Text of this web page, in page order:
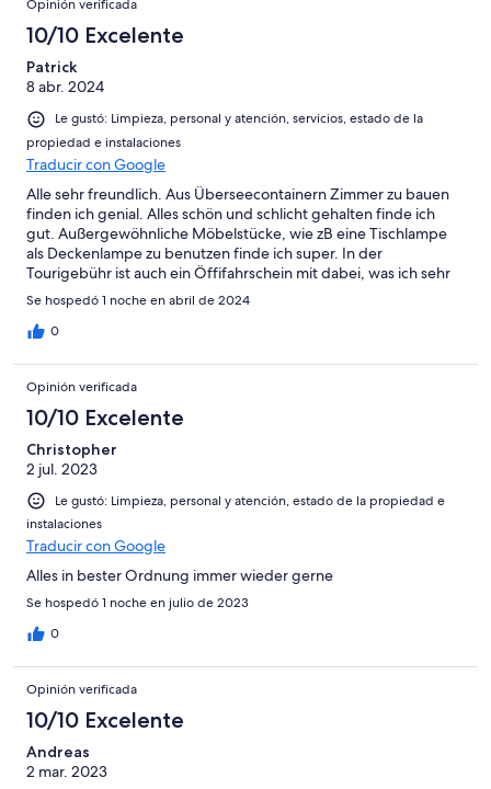
Opinión verificada
10/10 Excelente
Patrick
8 abr. 2024
Le gustó: Limpieza, personal y atención, servicios, estado de la
propiedad e instalaciones
Traducir con Google
Alle sehr freundlich. Aus Überseecontainern Zimmer zu bauen
finden ich genial. Alles schön und schlicht gehalten finde ich
gut. Außergewöhnliche Möbelstücke, wie zB eine Tischlampe
als Deckenlampe zu benutzen finde ich super. In der
Tourigebühr ist auch ein Öffifahrschein mit dabei, was ich sehr
gut finde. Das die S-Bahn auch vor der Tür ist finde ich sehr gut.
Das einzige negative ist: Der kleine Parkplatz ist nichts für
Motorräder, da alles mit Kieselsteine belegt ist und damit kein
übernachten.
Se hospedó 1 noche en abril de 2024
0
Opinión verificada
10/10 Excelente
Christopher
2 jul. 2023
Le gustó: Limpieza, personal y atención, estado de la propiedad e
instalaciones
Traducir con Google
Alles in bester Ordnung immer wieder gerne
Se hospedó 1 noche en julio de 2023
0
Opinión verificada
10/10 Excelente
Andreas
2 mar. 2023